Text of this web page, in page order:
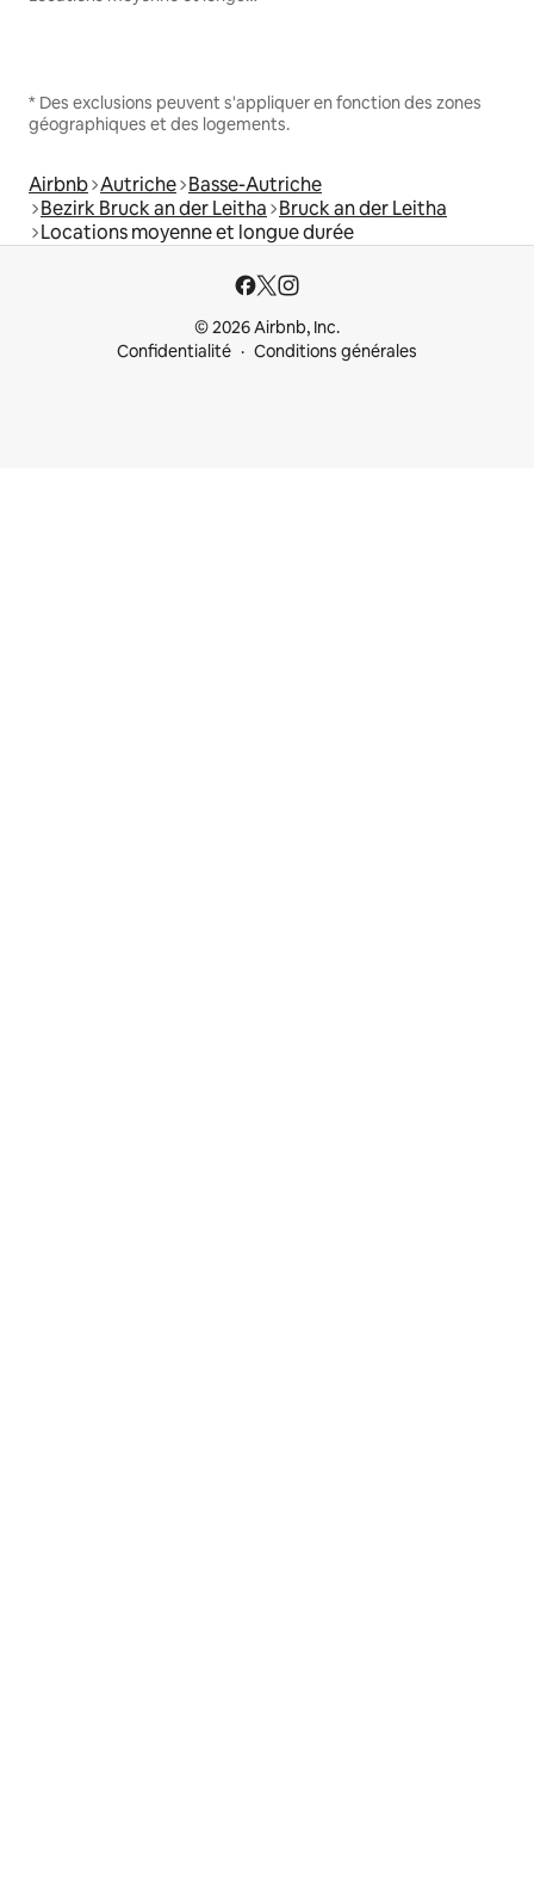
* Des exclusions peuvent s'appliquer en fonction des zones
géographiques et des logements.
Airbnb Autriche Basse-Autriche
Bezirk Bruck an der Leitha Bruck an der Leitha
Locations moyenne et longue durée
© 2026 Airbnb, Inc.
Confidentialité
Conditions générales